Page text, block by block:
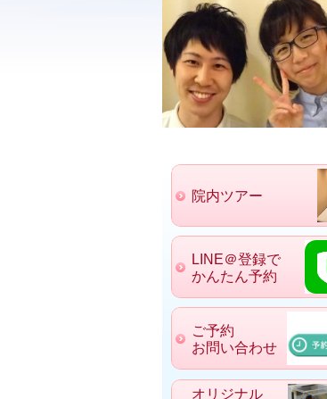
院内ツアー
LINE＠登録で
かんたん予約
ご予約
お問い合わせ
オリジナル